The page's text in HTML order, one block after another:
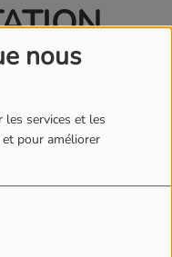
nous
services et les
pour améliorer